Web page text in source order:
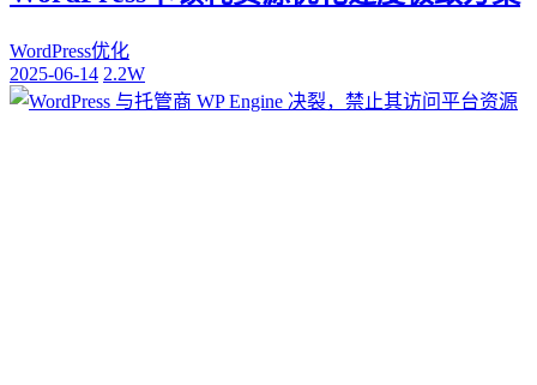
WordPress优化
2025-06-14 2.2W